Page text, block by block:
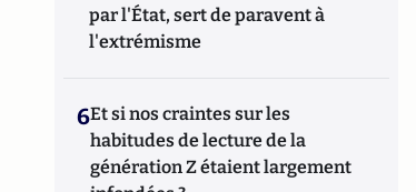
par l'État, sert de paravent à
l'extrémisme
6Et si nos craintes sur les
habitudes de lecture de la
génération Z étaient largement